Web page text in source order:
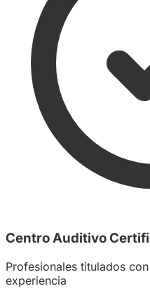
Centro Auditivo
Profesionales titulados
experiencia